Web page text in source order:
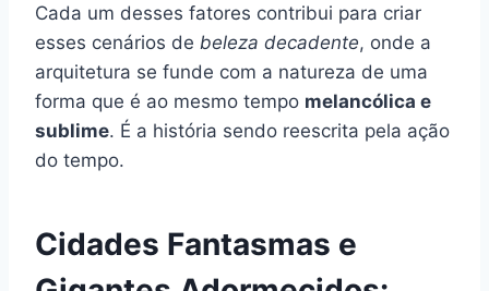
Cada um desses fatores contribui para criar
esses cenários de beleza decadente, onde a
arquitetura se funde com a natureza de uma
forma que é ao mesmo tempo melancólica e
sublime. É a história sendo reescrita pela ação
do tempo.
Cidades Fantasmas e